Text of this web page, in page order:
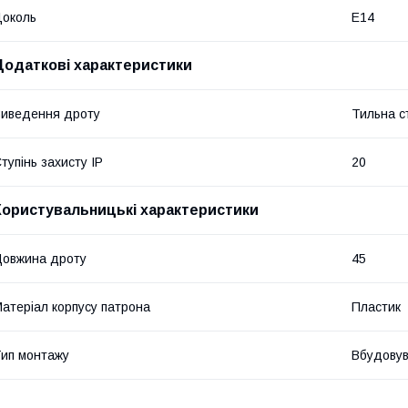
E14
характеристики
дроту Тильна
захисту IP 20
характеристики
дроту 45
корпусу патрона Пластик
монтажу